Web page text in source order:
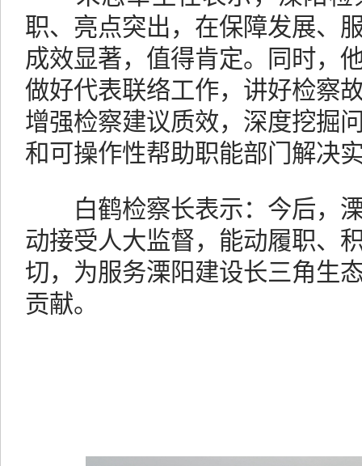
职、亮点突出，在保障发展、
成效显著，值得肯定。同时，
做好代表联络工作，讲好检察
增强检察建议质效，深度挖掘
和可操作性帮助职能部门解决
白鹤检察长表示：今后，溧
动接受人大监督，能动履职、
切，为服务溧阳建设长三角生
贡献。